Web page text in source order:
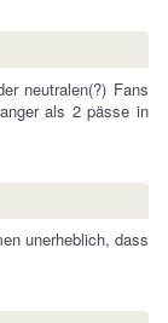
neutralen(?) Fans
als 2 pässe in
unerheblich, dass